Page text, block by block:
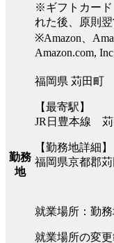
※ギフトカード
れた後、原則
※Amazon、
Amazon.com,
勤務
地
福岡県 苅田町
【最寄駅】
JR日豊本線
【勤務地詳細】
福岡県京都郡
就業場所：勤
就業場所の変